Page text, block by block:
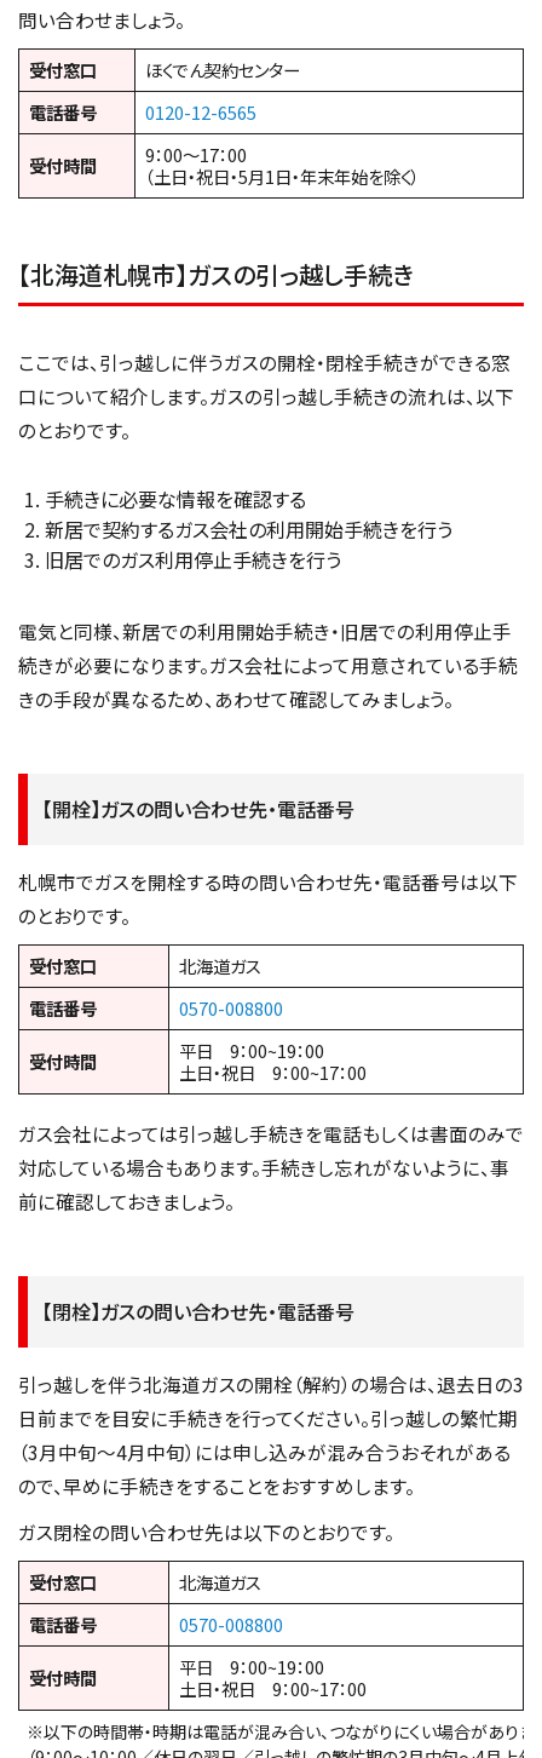
問い合わせましょう。
受付窓口
ほくでん契約センター
電話番号
0120-12-6565
受付時間
9：00～17：00
（土日・祝日・5月1日・年末年始を除く）
【北海道札幌市】ガスの引っ越し手続き
ここでは、引っ越しに伴うガスの開栓・閉栓手続きができる窓
口について紹介します。ガスの引っ越し手続きの流れは、以下
のとおりです。
手続きに必要な情報を確認する
新居で契約するガス会社の利用開始手続きを行う
旧居でのガス利用停止手続きを行う
電気と同様、新居での利用開始手続き・旧居での利用停止手
続きが必要になります。ガス会社によって用意されている手続
きの手段が異なるため、あわせて確認してみましょう。
【開栓】ガスの問い合わせ先・電話番号
札幌市でガスを開栓する時の問い合わせ先・電話番号は以下
のとおりです。
受付窓口
北海道ガス
電話番号
0570-008800
受付時間
平日 9：00~19：00
土日・祝日 9：00~17：00
ガス会社によっては引っ越し手続きを電話もしくは書面のみで
対応している場合もあります。手続きし忘れがないように、事
前に確認しておきましょう。
【閉栓】ガスの問い合わせ先・電話番号
引っ越しを伴う北海道ガスの開栓（解約）の場合は、退去日の3
日前までを目安に手続きを行ってください。引っ越しの繁忙期
（3月中旬～4月中旬）には申し込みが混み合うおそれがある
ので、早めに手続きをすることをおすすめします。
ガス閉栓の問い合わせ先は以下のとおりです。
受付窓口
北海道ガス
電話番号
0570-008800
受付時間
平日 9：00~19：00
土日・祝日 9：00~17：00
※以下の時間帯・時期は電話が混み合い、つながりにくい場合がありま